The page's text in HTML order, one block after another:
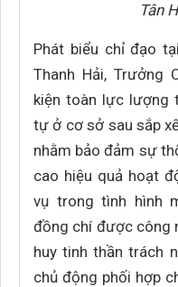
Tân
Phát biểu chỉ đạo
Thanh Hải, Trưởng
kiện toàn lực lượng
tự ở cơ sở sau sắp
nhằm bảo đảm sự
cao hiệu quả hoạt
vụ trong tình hình
đồng chí được công
huy tinh thần trách
chủ động phối hợp